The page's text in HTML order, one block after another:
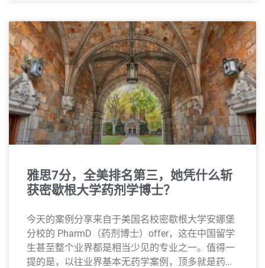
雅思7分，全美排名第三，她凭什么斩
获密歇根大学药剂学博士？
今天的案例分享来自于美国名校密歇根大学安娜堡
分校的 PharmD（药剂博士）offer，这在中国留学
生甚至整个业界都是相当少见的专业之一。值得一
提的是，以往业界基本无药学案例，顶多就是药学